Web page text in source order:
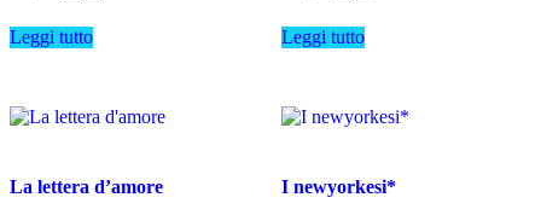
originale
era:
Leggi tutto
originale
era:
Leggi tutto
La lettera d’amore I newyorkesi*